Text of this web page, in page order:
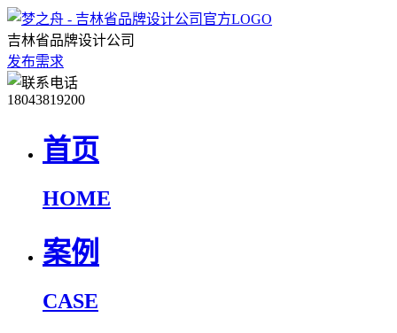
吉林省品牌设计公司
发布需求
18043819200
首页
HOME
案例
CASE